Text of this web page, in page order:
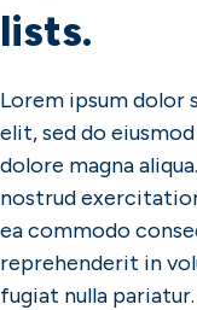
lists.
Lorem ipsum dolor
elit, sed do
dolore magna
nostrud
ea commodo
reprehenderit in
fugiat nulla